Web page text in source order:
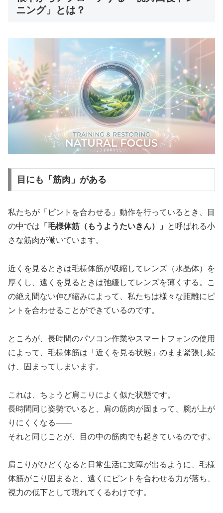
ニング」とは？
目にも「筋肉」がある
私たちが「ピントを合わせる」動作を行っているとき、目
の中では 「毛様体筋（もうようたいきん）」
と呼ばれる小
さな筋肉が働いています。
近くを見るときは毛様体筋が収縮してレンズ（水晶体）を
厚くし、遠くを見るときは弛緩してレンズを薄くする。こ
の絶え間ない伸び縮みによって、私たちは様々な距離にピ
ントを合わせることができているのです。
ところが、長時間のパソコン作業やスマートフォンの使用
によって、毛様体筋は「近くを見る状態」のまま緊張し続
け、固まってしまいます。
これは、ちょうど肩こりによく似た状態です。
長時間同じ姿勢でいると、肩の筋肉が固まって、腕が上が
りにくくなる——
それと同じことが、目の中の筋肉でも起きているのです。
肩こりがひどくなると日常生活に支障が出るように、毛様
体筋がこり固まると、遠くにピントを合わせる力が落ち、
視力の低下として現れてくるわけです。